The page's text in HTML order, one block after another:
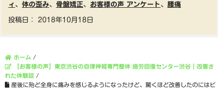
ィ 、 体の歪み、 骨盤矯正、 お客様の声 アンケート 、 腰痛
投稿日： 2018年10月18日
ホーム /
【お客様の声】東京渋谷の自律神経専門整体 疲労回復センター渋谷｜改善さ
れた体験談 /
産後に殆ど全身に痛みを感じるようになったけど、驚くほど改善したのにはビ